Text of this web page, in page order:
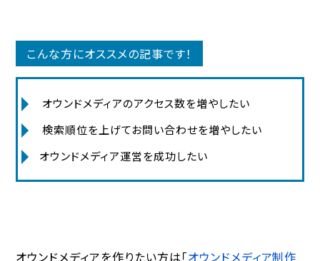
こんな方にオススメの記事です！
オウンドメディアのアクセス数を増やしたい
検索順位を上げてお問い合わせを増やしたい
オウンドメディア運営を成功したい
オウンドメディアを作りたい方は「オウンドメディア制作